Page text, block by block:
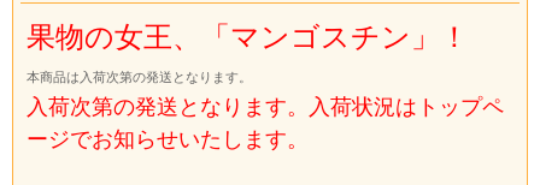
果物の女王、「マンゴスチン」！
本商品は入荷次第の発送となります。
入荷次第の発送となります。入荷状況はトップペ
ージでお知らせいたします。